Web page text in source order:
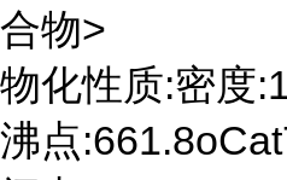
合物>
物化性质:密度
沸点